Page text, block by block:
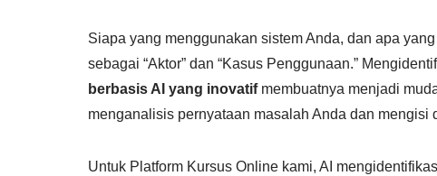
Siapa yang menggunakan sistem Anda, dan apa
sebagai “Aktor” dan “Kasus Penggunaan.”
berbasis AI yang inovatifmembuatnya menjadi
menganalisis pernyataan masalah Anda dan mengisi
Untuk Platform Kursus Online kami, AI